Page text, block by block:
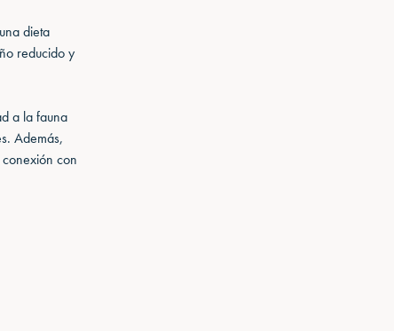
dieta
reducido y
a la fauna
Además,
con